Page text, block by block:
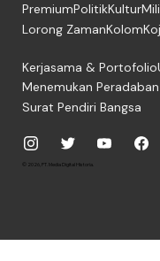
PremiumPolitikKultur
Lorong ZamanKolom
Kerjasama & Portofolio
Menemukan
Surat Pendiri Bangsa
© 2026, PT. Media Digital Historia.